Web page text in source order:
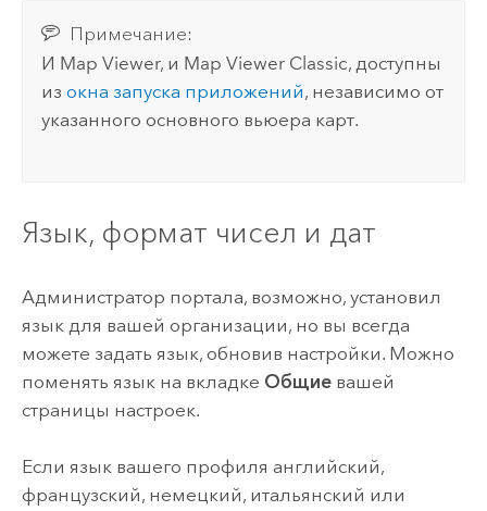
Примечание:
И Map Viewer, и Map Viewer Classic, доступны
изокна запуска приложений, независимо от
указанного основного вьюера карт.
Язык, формат чисел и дат
Администратор портала, возможно, установил
язык для вашей организации, но вы всегда
можете задать язык, обновив настройки. Можно
поменять язык на вкладке Общиевашей
страницы настроек.
Если язык вашего профиля английский,
французский, немецкий, итальянский или